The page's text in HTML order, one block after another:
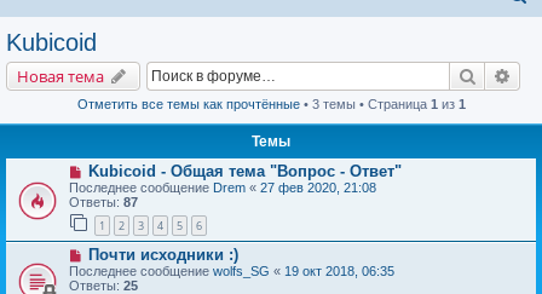
Kubicoid
Новая тема Поиск
Отметить все темы как прочтённые• 3 темы • Страница 1 из 1
Темы
Kubicoid - Общая тема "Вопрос - Ответ"
Последнее сообщение Drem « 27 фев 2020, 21:08
Ответы: 87
1 2 3 4 5 6
Почти исходники :)
Последнее сообщение wolfs_SG « 19 окт 2018, 06:35
Ответы: 25